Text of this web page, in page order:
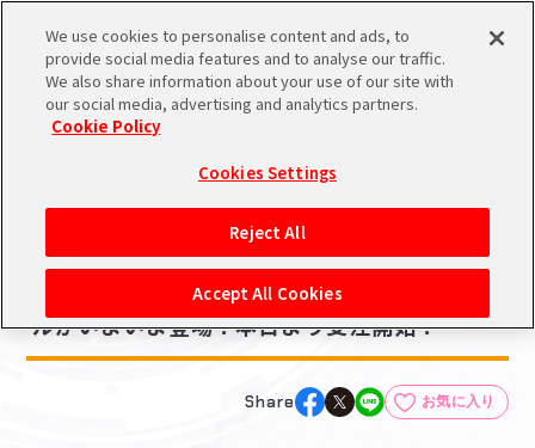
スケジュール 検索
バンダイナムコIDで
アイドルマスター ポータルへの登録について
シリアルコード・
あいことば
活動履歴
Pレポ
ニュース
グッズ コラボ・キャンペーン
2025.07.25
【学マス】月村手毬×gladgarbコラボアパレ
ルがいよいよ登場！本日より受注開始！
Share お気に入り
We use cookies to personalise content and ads, to
provide social media features and to analyse our traffic.
We also share information about your use of our site with
our social media, advertising and analytics partners.
Cookie Policy
Cookies Settings
Reject All
Accept All Cookies